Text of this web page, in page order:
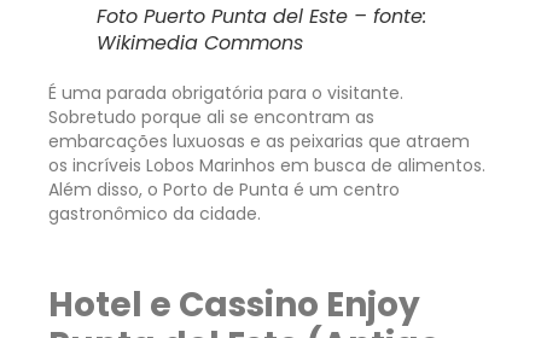
Foto Puerto Punta del Este – fonte:
Wikimedia Commons
É uma parada obrigatória para o visitante.
Sobretudo porque ali se encontram as
embarcações luxuosas e as peixarias que atraem
os incríveis Lobos Marinhos em busca de alimentos.
Além disso, o Porto de Punta é um centro
gastronômico da cidade.
Hotel e Cassino Enjoy